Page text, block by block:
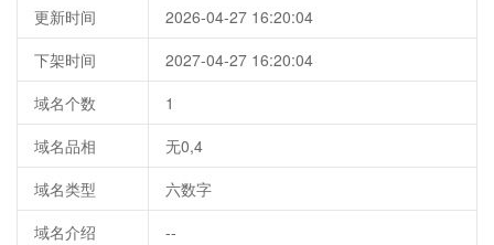
更新时间
2026-04-27 16:20:04
下架时间
2027-04-27 16:20:04
域名个数
1
域名品相
无0,4
域名类型
六数字
域名介绍
--